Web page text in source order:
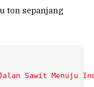
ton sepanjang
Sawit Menuju